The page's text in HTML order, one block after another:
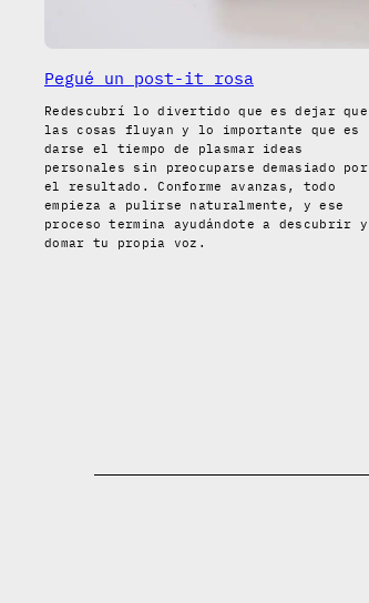
Pegué un post-it rosa
Redescubrí lo divertido que es dejar que
las cosas fluyan y lo importante que es
darse el tiempo de plasmar ideas
personales sin preocuparse demasiado por
el resultado. Conforme avanzas, todo
empieza a pulirse naturalmente, y ese
proceso termina ayudándote a descubrir y
domar tu propia voz.